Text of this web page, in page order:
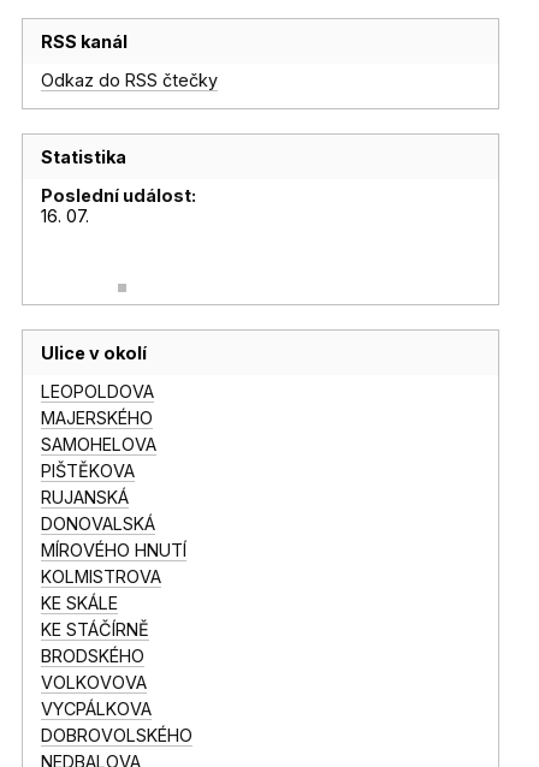
RSS kanál
Odkaz do RSS čtečky
Statistika
Poslední událost:
16. 07.
Ulice v okolí
LEOPOLDOVA
MAJERSKÉHO
SAMOHELOVA
PIŠTĚKOVA
RUJANSKÁ
DONOVALSKÁ
MÍROVÉHO HNUTÍ
KOLMISTROVA
KE SKÁLE
KE STÁČÍRNĚ
BRODSKÉHO
VOLKOVOVA
VYCPÁLKOVA
DOBROVOLSKÉHO
NEDBALOVA